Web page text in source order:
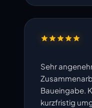
Sehr
Baueingabe.
kurzfristig